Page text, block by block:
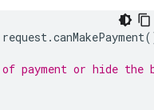
request.canMakePayment
payment or hide the